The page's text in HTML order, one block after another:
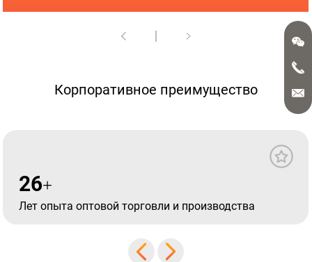
Корпоративное преимущество
26+
Лет опыта оптовой торговли и производства